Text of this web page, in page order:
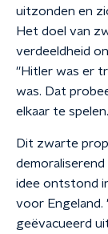
uitzonden en
Het doel van
verdeeldheid
''Hitler was er
was. Dat
elkaar te
Dit zwarte
idee ontstond
voor
geëvacueerd